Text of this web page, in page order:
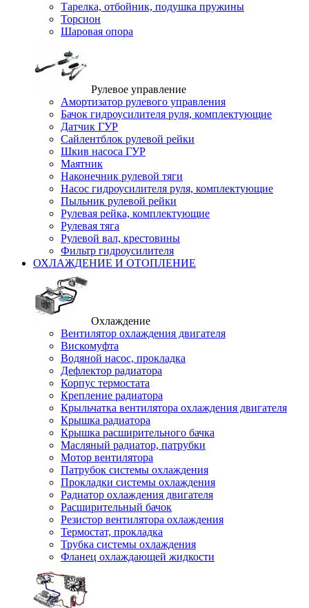
Тарелка, отбойник, подушка пружины
Торсион
Шаровая опора
Рулевое управление
Амортизатор рулевого управления
Бачок гидроусилителя руля, комплектующие
Датчик ГУР
Сайлентблок рулевой рейки
Шкив насоса ГУР
Маятник
Наконечник рулевой тяги
Насос гидроусилителя руля, комплектующие
Пыльник рулевой рейки
Рулевая рейка, комплектующие
Рулевая тяга
Рулевой вал, крестовины
Фильтр гидроусилителя
ОХЛАЖДЕНИЕ И ОТОПЛЕНИЕ
Охлаждение
Вентилятор охлаждения двигателя
Вискомуфта
Водяной насос, прокладка
Дефлектор радиатора
Корпус термостата
Крепление радиатора
Крыльчатка вентилятора охлаждения двигателя
Крышка радиатора
Крышка расширительного бачка
Масляный радиатор, патрубки
Мотор вентилятора
Патрубок системы охлаждения
Прокладки системы охлаждения
Радиатор охлаждения двигателя
Расширительный бачок
Резистор вентилятора охлаждения
Термостат, прокладка
Трубка системы охлаждения
Фланец охлаждающей жидкости